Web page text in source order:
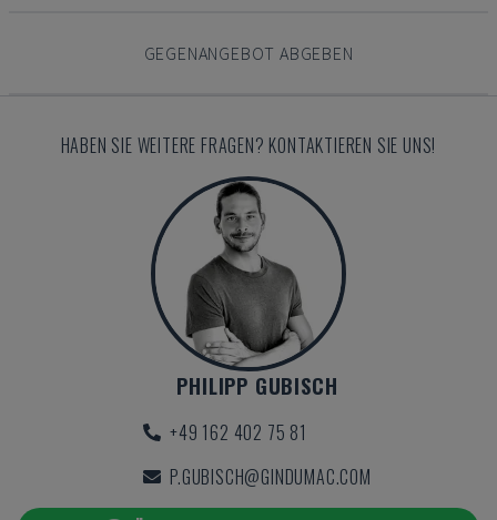
GEGENANGEBOT ABGEBEN
HABEN SIE WEITERE FRAGEN? KONTAKTIEREN SIE UNS!
PHILIPP GUBISCH
+49 162 402 75 81
P.GUBISCH@GINDUMAC.COM